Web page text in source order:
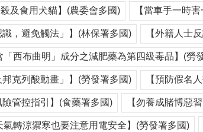
殺及食用犬貓】(農委會多國) 【當車手一時
，避免觸法」】(林保署多國) 【外籍人士
「西布曲明」成分之減肥藥為第四級毒品】(勞
克列酸動畫」】(勞發署多國) 【預防假名
管控指引】(食藥署多國) 【勿養成賭博惡
氣轉涼禦寒也要注意用電安全】(勞發署多國)